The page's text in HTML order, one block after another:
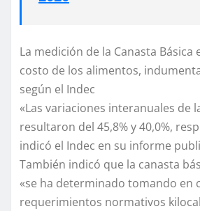
La medición de la Canasta
costo de los alimentos,
según el Indec
«Las variaciones interanuales de
resultaron del 45,8% y 40,0%,
indicó el Indec en su informe
También indicó que la canasta
«se ha determinado tomando en
requerimientos normativos